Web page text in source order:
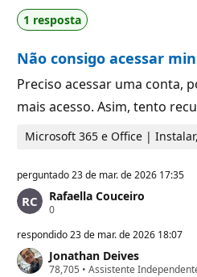
t
a
ã
o
s
d
e
e
u
t
a
o
1 resposta
Não consigo acessar
Preciso acessar uma conta,
mais acesso. Asim, tento
Microsoft 365 e Office |
perguntado23 de mar. de 2026 17:35
Rafaella Couceiro
0P
n
o
s
respondido23 de mar. de 2026 18:07
Jonathan Deives
78,705 P• Assistente